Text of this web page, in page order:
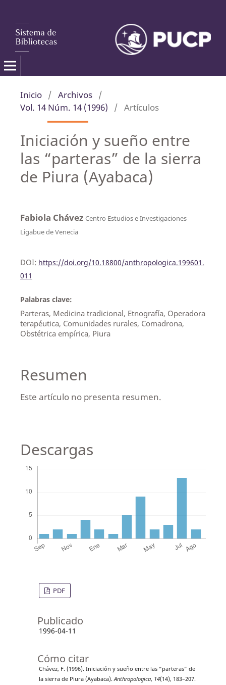
Inicio / Archivos /
Vol. 14 Núm. 14 (1996)
/ Artículos
Iniciación y sueño entre
las “parteras” de la sierra
de Piura (Ayabaca)
Fabiola Chávez Centro Estudios e Investigaciones
Ligabue de Venecia
DOI: https://doi.org/10.18800/anthropologica.199601.
011
Palabras clave:
Parteras, Medicina tradicional, Etnografía, Operadora
terapéutica, Comunidades rurales, Comadrona,
Obstétrica empírica, Piura
Resumen
Este artículo no presenta resumen.
Descargas
PDF
Publicado
1996-04-11
Cómo citar
Chávez, F. (1996). Iniciación y sueño entre las “parteras” de
la sierra de Piura (Ayabaca).Anthropologica, 14(14), 183–207.